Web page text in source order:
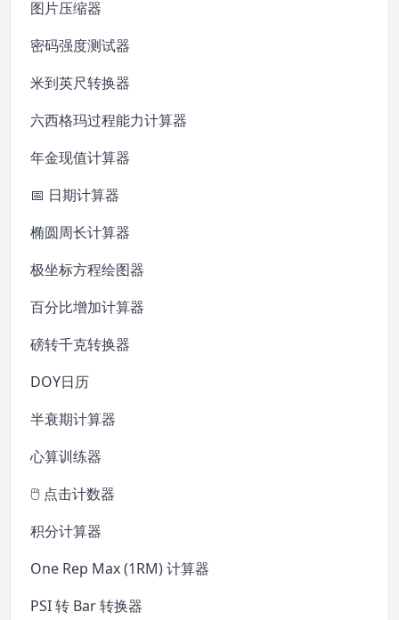
图片压缩器
密码强度测试器
米到英尺转换器
六西格玛过程能力计算器
年金现值计算器
📅 日期计算器
椭圆周长计算器
极坐标方程绘图器
百分比增加计算器
磅转千克转换器
DOY日历
半衰期计算器
心算训练器
🖱️ 点击计数器
积分计算器
One Rep Max (1RM) 计算器
PSI 转 Bar 转换器